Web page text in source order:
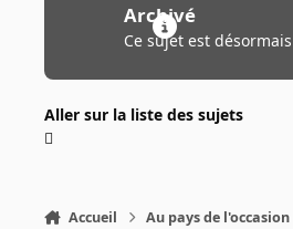
Archivé
Ce sujet est
Aller sur la liste des sujets
Accueil Au pays de l'occasion